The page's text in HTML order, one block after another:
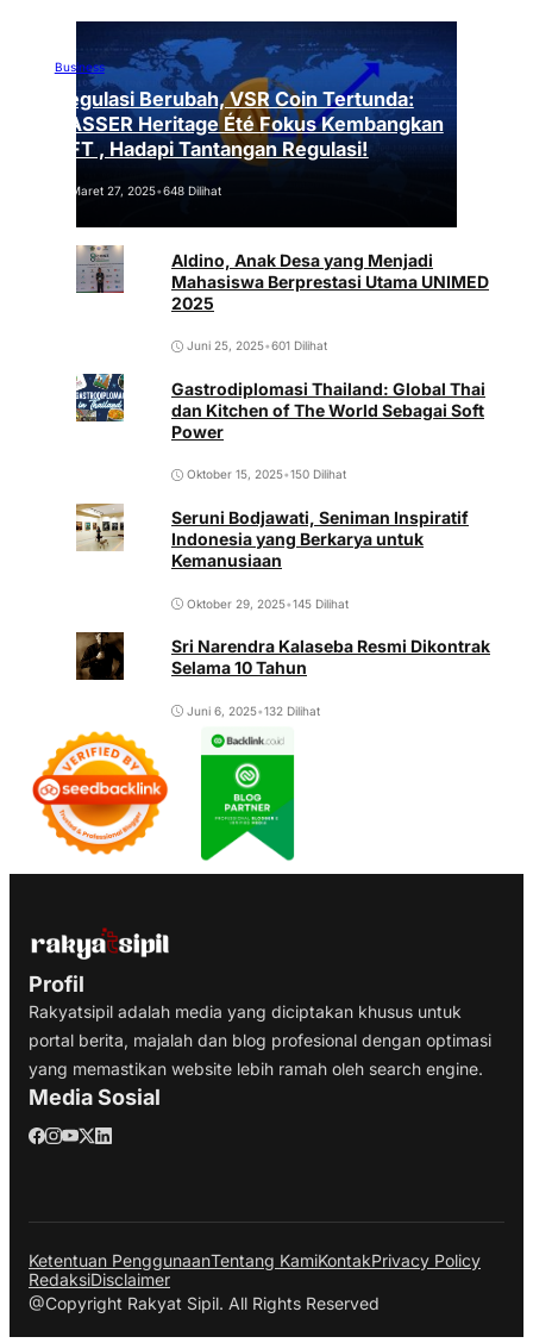
Business
Regulasi Berubah, VSR Coin Tertunda:
VASSER Heritage Été Fokus Kembangkan
NFT , Hadapi Tantangan Regulasi!
Maret 27, 2025•648 Dilihat
Aldino, Anak Desa yang Menjadi
Mahasiswa Berprestasi Utama UNIMED
2025
Juni 25, 2025•601 Dilihat
Gastrodiplomasi Thailand: Global Thai
dan Kitchen of The World Sebagai Soft
Power
Oktober 15, 2025•150 Dilihat
Seruni Bodjawati, Seniman Inspiratif
Indonesia yang Berkarya untuk
Kemanusiaan
Oktober 29, 2025•145 Dilihat
Sri Narendra Kalaseba Resmi Dikontrak
Selama 10 Tahun
Juni 6, 2025•132 Dilihat
Profil
Rakyatsipil adalah media yang diciptakan khusus untuk
portal berita, majalah dan blog profesional dengan optimasi
yang memastikan website lebih ramah oleh search engine.
Media Sosial
Ketentuan PenggunaanTentang KamiKontakPrivacy Policy
RedaksiDisclaimer
@Copyright Rakyat Sipil. All Rights Reserved